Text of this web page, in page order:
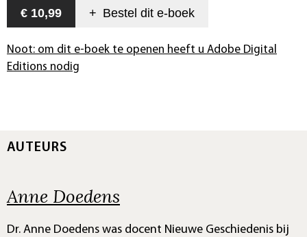
€ 10,99 + Bestel dit e-boek
Noot: om dit e-boek te openen heeft u Adobe Digital
Editions nodig
AUTEURS
Anne Doedens
Dr. Anne Doedens was docent Nieuwe Geschiedenis bij